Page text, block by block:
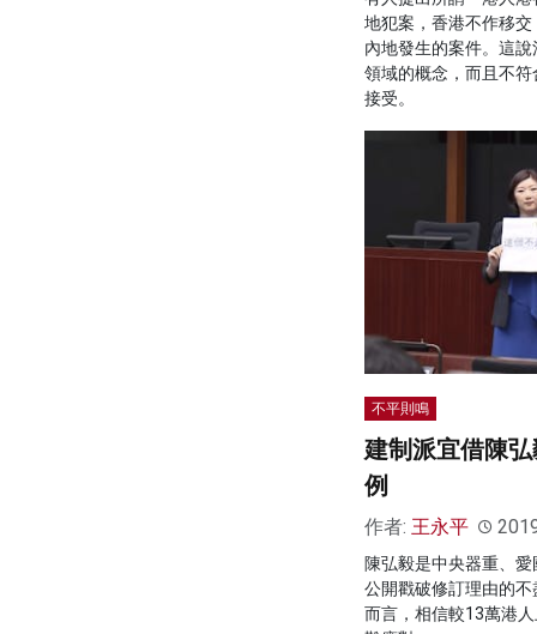
地犯案，香港不作移
內地發生的案件。這
領域的概念，而且不
接受。
不平則鳴
建制派宜借陳
例
作者: 王永平
陳弘毅是中央器重、
公開戳破修訂理由的
而言，相信較13萬港